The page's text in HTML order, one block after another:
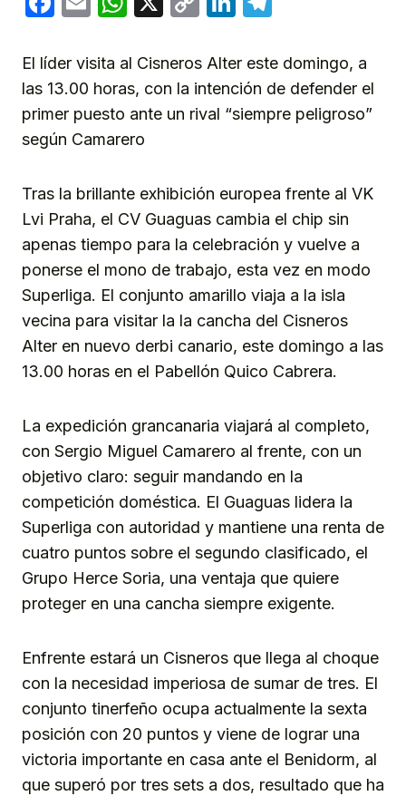
El líder visita al Cisneros Alter este domingo, a
las 13.00 horas, con la intención de defender el
primer puesto ante un rival “siempre peligroso”
según Camarero
Tras la brillante exhibición europea frente al VK
Lvi Praha, el CV Guaguas cambia el chip sin
apenas tiempo para la celebración y vuelve a
ponerse el mono de trabajo, esta vez en modo
Superliga. El conjunto amarillo viaja a la isla
vecina para visitar la la cancha del Cisneros
Alter en nuevo derbi canario, este domingo a las
13.00 horas en el Pabellón Quico Cabrera.
La expedición grancanaria viajará al completo,
con Sergio Miguel Camarero al frente, con un
objetivo claro: seguir mandando en la
competición doméstica. El Guaguas lidera la
Superliga con autoridad y mantiene una renta de
cuatro puntos sobre el segundo clasificado, el
Grupo Herce Soria, una ventaja que quiere
proteger en una cancha siempre exigente.
Enfrente estará un Cisneros que llega al choque
con la necesidad imperiosa de sumar de tres. El
conjunto tinerfeño ocupa actualmente la sexta
posición con 20 puntos y viene de lograr una
victoria importante en casa ante el Benidorm, al
que superó por tres sets a dos, resultado que ha